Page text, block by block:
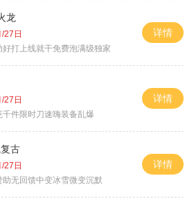
龙
27日
好打上线就干免费泡满级独家
详情
27日
千件限时刀速嗨装备乱爆
详情
古
27日
助无回馈中变冰雪微变沉默
详情